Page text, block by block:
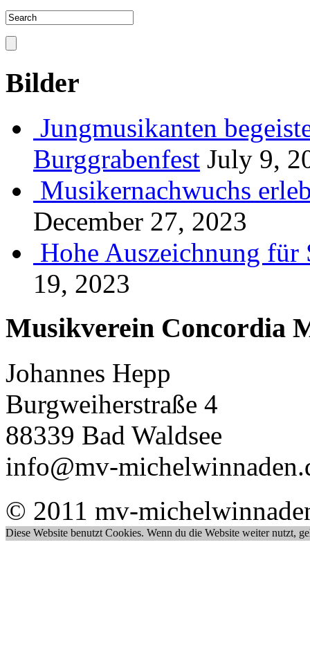
Bilder
Jungmusikanten
Burggrabenfest July 9,
Musikernachwuchs
December 27, 2023
Hohe Auszeichnung für
19, 2023
Musikverein Concordia
Johannes Hepp
Burgweiherstraße 4
88339 Bad Waldsee
info@mv-
© 2011 mv-
Diese Website benutzt Cookies. Wenn du die Website weiter nutzt,